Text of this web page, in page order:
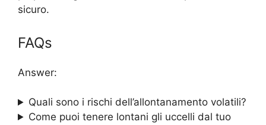
sicuro.
FAQs
Answer:
Quali sono i rischi dell’allontanamento volatili?
Come puoi tenere lontani gli uccelli dal tuo